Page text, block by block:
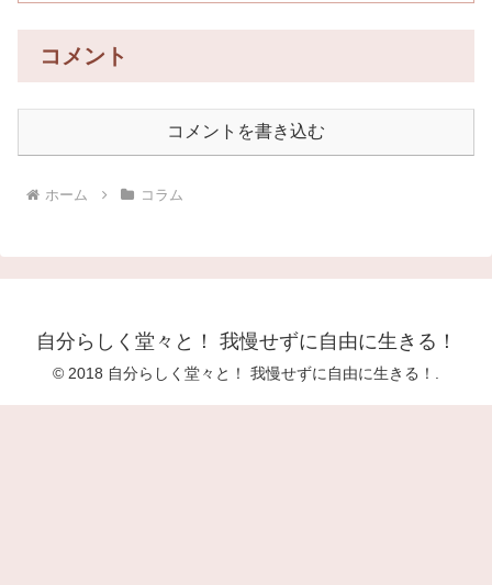
コメント
コメントを書き込む
ホーム コラム
自分らしく堂々と！ 我慢せずに自由に生きる！
© 2018 自分らしく堂々と！ 我慢せずに自由に生きる！.